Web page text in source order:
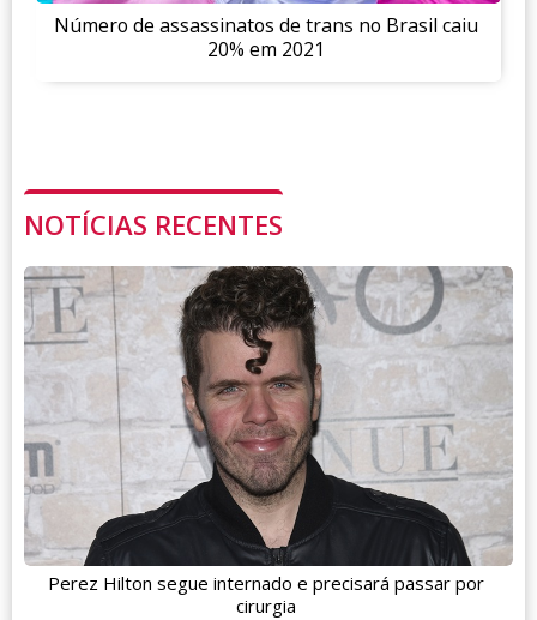
Número de assassinatos de trans no Brasil caiu
20% em 2021
NOTÍCIAS RECENTES
Perez Hilton segue internado e precisará passar por
cirurgia